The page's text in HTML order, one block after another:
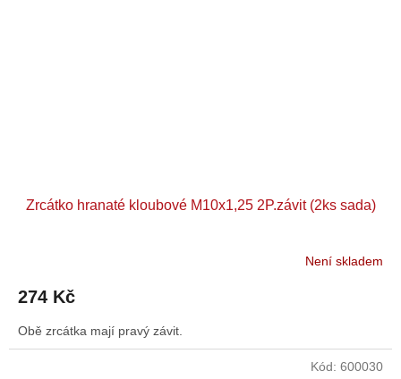
Zrcátko hranaté kloubové M10x1,25 2P.závit (2ks sada)
Není skladem
274 Kč
Obě zrcátka mají pravý závit.
Kód: 600030